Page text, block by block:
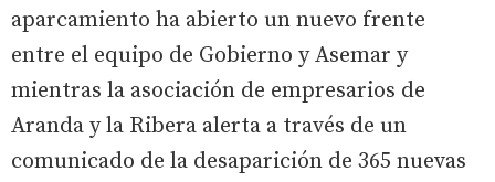
aparcamiento ha abierto un nuevo frente
entre el equipo de Gobierno y Asemar y
mientras la asociación de empresarios de
Aranda y la Ribera alerta a través de un
comunicado de la desaparición de 365 nuevas